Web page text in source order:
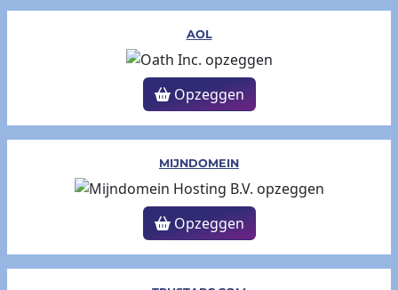
AOL
Opzeggen
MIJNDOMEIN
Opzeggen